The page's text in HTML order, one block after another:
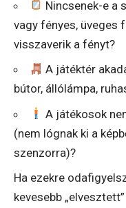
Nincsenek-e a
vagy fényes, üveges
visszaverik a fényt?
A játéktér
bútor, állólámpa,
A játékosok
(nem lógnak ki a
szenzorra)?
Ha ezekre
kevesebb